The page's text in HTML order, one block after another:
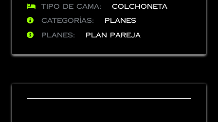
Tipo de cama:
Colchoneta
Categorías:
Planes
Planes:
Plan Pareja